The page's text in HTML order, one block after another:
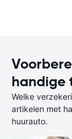
handige
Welke
artikelen met
huurauto.